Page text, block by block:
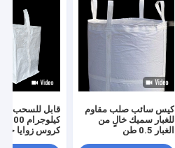
كيس سائب صلب مقاوم
للغبار سميك خالٍ من
الغبار 0.5 طن